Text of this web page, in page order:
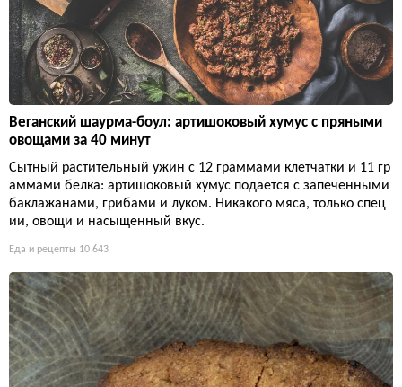
Веганский шаурма-боул: артишоковый хумус с пряными
овощами за 40 минут
Сытный растительный ужин с 12 граммами клетчатки и 11 гр
аммами белка: артишоковый хумус подается с запеченными
баклажанами, грибами и луком. Никакого мяса, только спец
ии, овощи и насыщенный вкус.
Еда и рецепты 10 643